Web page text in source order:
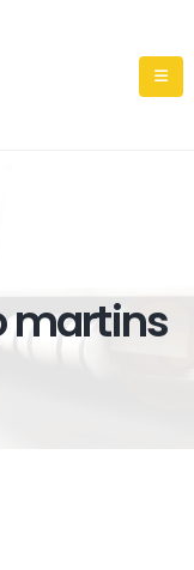
martins